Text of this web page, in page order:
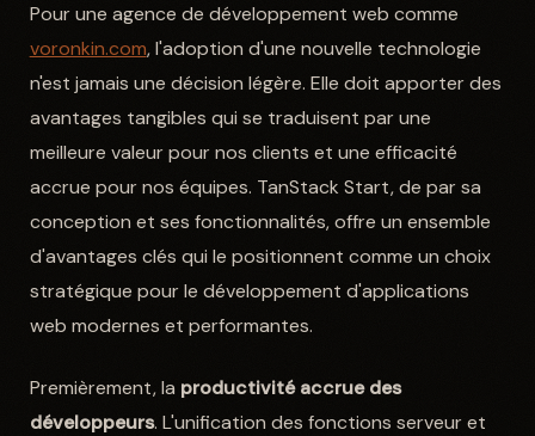
Pour une agence de développement web comme
voronkin.com, l'adoption d'une nouvelle technologie
n'est jamais une décision légère. Elle doit apporter des
avantages tangibles qui se traduisent par une
meilleure valeur pour nos clients et une efficacité
accrue pour nos équipes. TanStack Start, de par sa
conception et ses fonctionnalités, offre un ensemble
d'avantages clés qui le positionnent comme un choix
stratégique pour le développement d'applications
web modernes et performantes.
Premièrement, la productivité accrue des
développeurs. L'unification des fonctions serveur et